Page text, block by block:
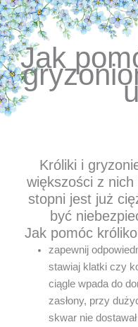
Przejdź
do
treściJak
Króliki i
większości z
stopni jest już
być
Jak pomóc
zapewnij
stawiaj klatki czy
ciągle wpada do
zasłony, przy
skwar nie